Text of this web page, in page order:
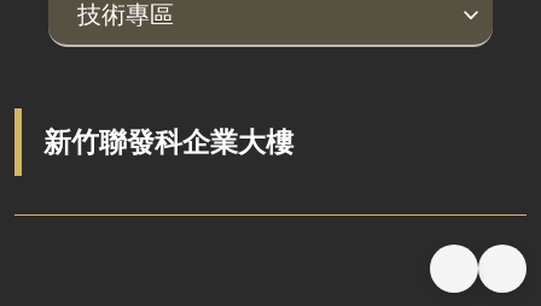
公告案件
服務窗口
相關網站
技術專區
土建工程概述
隧道工程
系統機電概述
號誌系統
PAS 2080 打造低碳韌性鐵道
氣候變遷調適
交通部部頒規範
鐵道工程BIM作業指引
現地實務交流
新竹聯發科企業大樓